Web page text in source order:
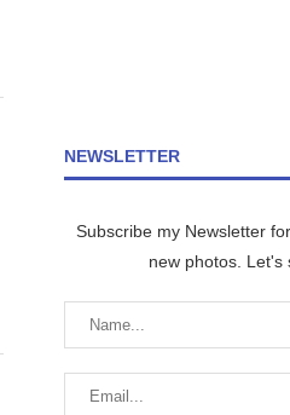
NEWSLETTER
Subscribe my Newsletter
new photos. Let's